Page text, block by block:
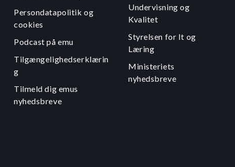
Persondatapolitik og
cookies
Podcast på emu
Tilgængelighedserklærin
g
Tilmeld dig emus
nyhedsbreve
Undervisning og
Kvalitet
Styrelsen for It og
Læring
Ministeriets
nyhedsbreve